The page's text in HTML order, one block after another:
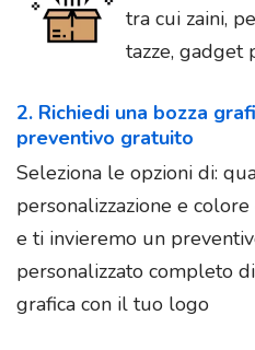
tra cui zaini,
tazze, gadget
2. Richiedi una bozza
preventivo gratuito
Seleziona le opzioni di:
personalizzazione e
e ti invieremo un
personalizzato completo
grafica con il tuo logo